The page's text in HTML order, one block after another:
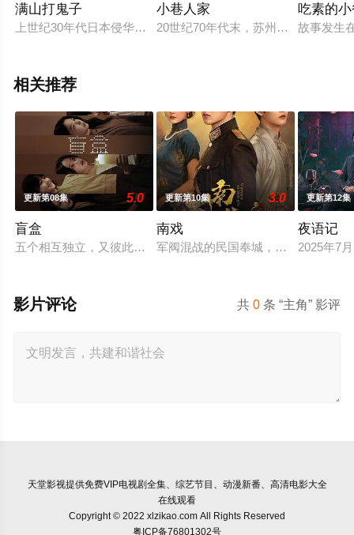
满山打鬼子
上世纪30年代日本侵华战争期间，东北小镇注水镇，来了一群
小巷人家
20世纪70年代末，苏州棉纺厂家属
吃素的
故事发生
相关推荐
更新第08集 5.0
盲盒
五个相互独立，又彼此呼应的故事——用一场精心策划的“夏令营
更新第10集 3.0
南戏
军阀混战的民国奉城，玉佛头离奇失
更新第12集
夜语记
2025年7
共0 条 “主角” 影评
影片评论
天堂影视提供免费VIP电视剧全集、综艺节目、动漫新番、高清电影大全
在线观看
Copyright © 2022 xlzikao.com All Rights Reserved
粤ICP备76801302号